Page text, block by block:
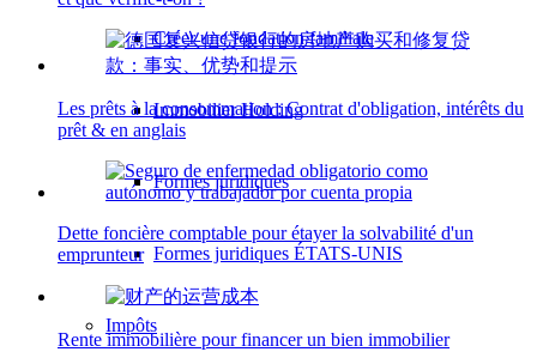
Créer une fondation familiale
Immobilier Holding
Formes juridiques
Formes juridiques ÉTATS-UNIS
Impôts
Les prêts à la consommation : Contrat d'obligation, intérêts du
prêt & en anglais
Dette foncière comptable pour étayer la solvabilité d'un
emprunteur
Rente immobilière pour financer un bien immobilier